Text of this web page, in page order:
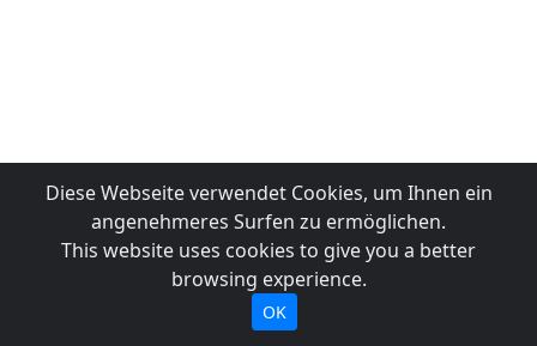
Diese Webseite verwendet Cookies, um Ihnen ein
angenehmeres Surfen zu ermöglichen.
This website uses cookies to give you a better
browsing experience.
OK